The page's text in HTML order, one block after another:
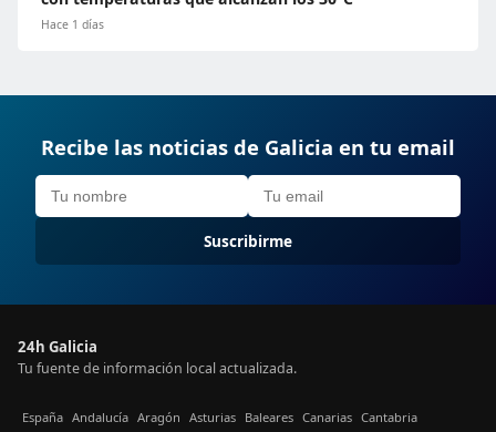
Hace 1 días
Recibe las noticias de Galicia en tu email
Suscribirme
24h Galicia
Tu fuente de información local actualizada.
España Andalucía Aragón Asturias Baleares Canarias Cantabria